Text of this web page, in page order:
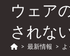
ウェア
されな
> 最新情報 >